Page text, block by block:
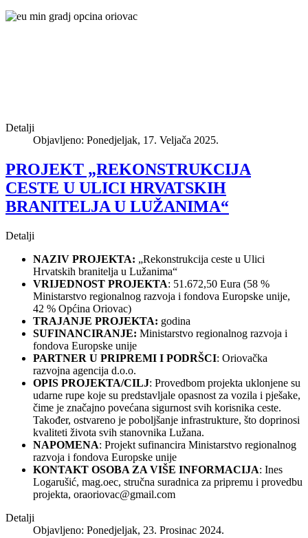
Detalji
Objavljeno: Ponedjeljak, 17. Veljača 2025.
PROJEKT „REKONSTRUKCIJA
CESTE U ULICI HRVATSKIH
BRANITELJA U LUŽANIMA“
Detalji
NAZIV PROJEKTA: „Rekonstrukcija ceste u Ulici
Hrvatskih branitelja u Lužanima“
VRIJEDNOST PROJEKTA: 51.672,50 Eura (58 %
Ministarstvo regionalnog razvoja i fondova Europske unije,
42 % Općina Oriovac)
TRAJANJE PROJEKTA: godina
SUFINANCIRANJE: Ministarstvo regionalnog razvoja i
fondova Europske unije
PARTNER U PRIPREMI I PODRŠCI: Oriovačka
razvojna agencija d.o.o.
OPIS PROJEKTA/CILJ: Provedbom projekta uklonjene su
udarne rupe koje su predstavljale opasnost za vozila i pješake,
čime je značajno povećana sigurnost svih korisnika ceste.
Također, ostvareno je poboljšanje infrastrukture, što doprinosi
kvaliteti života svih stanovnika Lužana.
NAPOMENA: Projekt sufinancira Ministarstvo regionalnog
razvoja i fondova Europske unije
KONTAKT OSOBA ZA VIŠE INFORMACIJA: Ines
Logarušić, mag.oec, stručna suradnica za pripremu i provedbu
projekta, oraoriovac@gmail.com
Detalji
Objavljeno: Ponedjeljak, 23. Prosinac 2024.